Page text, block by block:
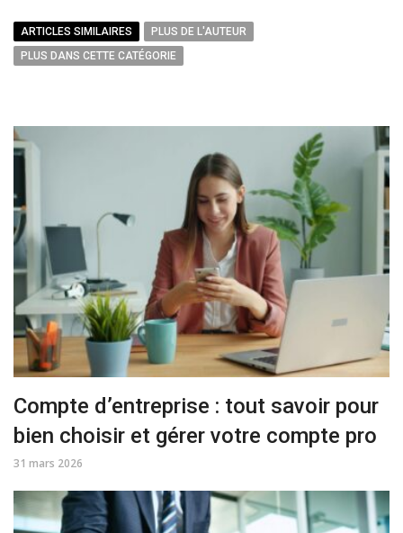
ARTICLES SIMILAIRES
PLUS DE L'AUTEUR
PLUS DANS CETTE CATÉGORIE
Compte d’entreprise : tout savoir pour
bien choisir et gérer votre compte pro
31 mars 2026